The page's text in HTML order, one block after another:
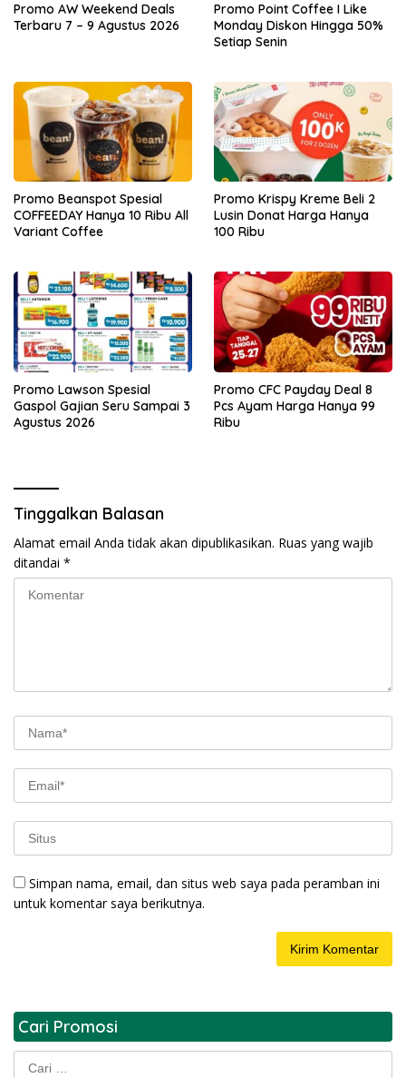
Promo AW Weekend Deals
Terbaru 7 – 9 Agustus 2026
Promo Point Coffee I Like
Monday Diskon Hingga 50%
Setiap Senin
Promo Beanspot Spesial
COFFEEDAY Hanya 10 Ribu All
Variant Coffee
Promo Krispy Kreme Beli 2
Lusin Donat Harga Hanya
100 Ribu
Promo Lawson Spesial
Gaspol Gajian Seru Sampai 3
Agustus 2026
Promo CFC Payday Deal 8
Pcs Ayam Harga Hanya 99
Ribu
Tinggalkan Balasan
Alamat email Anda tidak akan dipublikasikan. Ruas yang wajib
ditandai *
Simpan nama, email, dan situs web saya pada peramban ini
untuk komentar saya berikutnya.
Cari Promosi